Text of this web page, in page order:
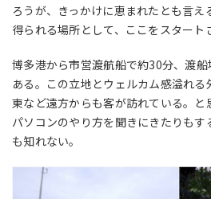
ろうが、きっかけに恵まれたとも言え
得られる場所として、ここをスタート
博多港から市営渡航船で約30分、渡
ある。この立地とウェルカム感溢れ
東など遠方からも客が訪れている。
パソコンのやり方を聞きにきたりも
も知れない。